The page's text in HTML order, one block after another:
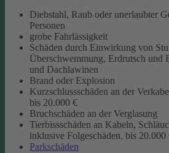
Diebstahl, Raub oder unerlaubter
Personen
grobe Fahrlässigkeit
Schäden durch Einwirkung von
Überschwemmung, Erdrutsch und
und Dachlawinen
Brand oder Explosion
Kurzschlussschäden an der
bis 20.000 €
Bruchschäden an der Verglasung
Tierbissschäden an Kabeln,
inklusive Folgeschäden, bis 20.000
Parkschäden